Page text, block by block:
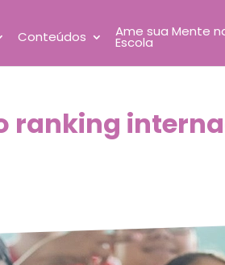
Conteúdos Ame sua Mente
Escola
ranking